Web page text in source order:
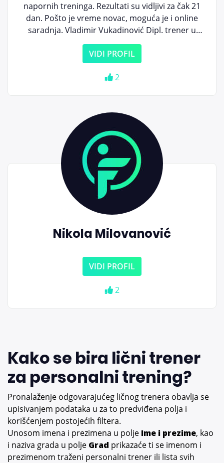
napornih treninga. Rezultati su vidljivi za čak 21
dan. Pošto je vreme novac, moguća je i online
saradnja. Vladimir Vukadinović Dipl. trener u
sportu
VIDI PROFIL
2
Nikola Milovanović
VIDI PROFIL
2
Kako se bira lični trener
za personalni trening?
Pronalaženje odgovarajućeg ličnog trenera obavlja se
upisivanjem podataka u za to predviđena polja i
korišćenjem postojećih filtera.
Unosom imena i prezimena u polje Ime i prezime, kao
i naziva grada u polje Grad prikazaće ti se imenom i
prezimenom traženi personalni trener ili lista svih